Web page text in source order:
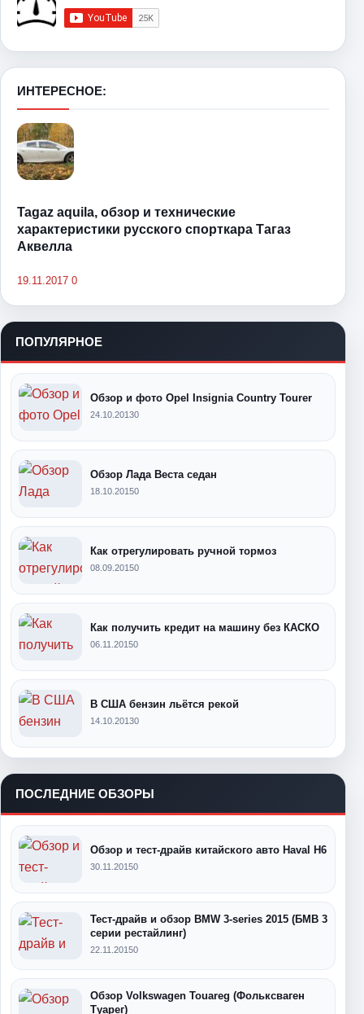
ИНТЕРЕСНОЕ:
Tagaz aquila, обзор и технические
характеристики русского спорткара Тагаз
Аквелла
19.11.2017 0
ПОПУЛЯРНОЕ
Обзор и фото Opel Insignia Country Tourer
24.10.20130
Обзор Лада Веста седан
18.10.20150
Как отрегулировать ручной тормоз
08.09.20150
Как получить кредит на машину без КАСКО
06.11.20150
В США бензин льётся рекой
14.10.20130
ПОСЛЕДНИЕ ОБЗОРЫ
Обзор и тест-драйв китайского авто Haval H6
30.11.20150
Тест-драйв и обзор BMW 3-series 2015 (БМВ 3
серии рестайлинг)
22.11.20150
Обзор Volkswagen Touareg (Фольксваген
Туарег)